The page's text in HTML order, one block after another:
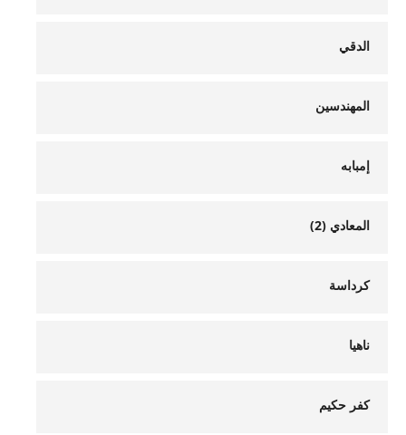
الدقي
المهندسين
إمبابه
المعادي (2)
كرداسة
ناهيا
كفر حكيم